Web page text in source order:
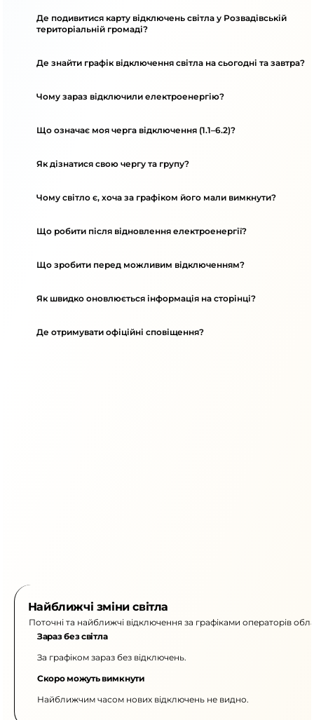
Де подивитися карту відключень світла у Розвадівській
територіальній громаді?
Де знайти графік відключення світла на сьогодні та завтра?
Чому зараз відключили електроенергію?
Що означає моя черга відключення (1.1–6.2)?
Як дізнатися свою чергу та групу?
Чому світло є, хоча за графіком його мали вимкнути?
Що робити після відновлення електроенергії?
Що зробити перед можливим відключенням?
Як швидко оновлюється інформація на сторінці?
Де отримувати офіційні сповіщення?
Найближчі зміни світла
Поточні та найближчі відключення за графіками операторів
Зараз без світла
За графіком зараз без відключень.
Скоро можуть вимкнути
Найближчим часом нових відключень не видно.